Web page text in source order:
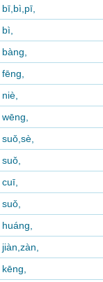
bī,bì,pī,
bì,
bàng,
fēng,
niè,
wēng,
suǒ,sè,
suǒ,
cuī,
suǒ,
huáng,
jiàn,zàn,
kēng,